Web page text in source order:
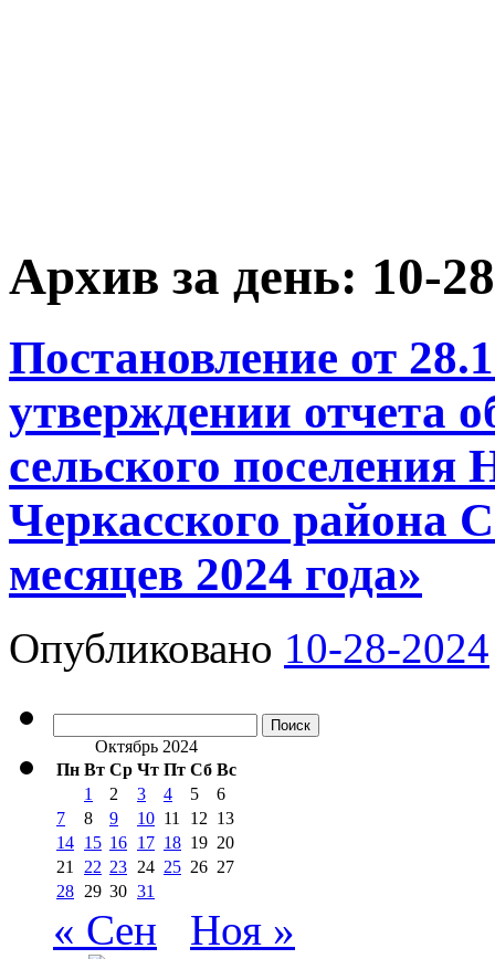
Архив за день: 10-
Постановление от
утверждении отчета
сельского
Черкасского района
месяцев 2024 года»
Опубликовано 10-28-2024
Октябрь 2024
Пн Вт Ср Чт Пт Сб Вс
1
2 3 4 5
6
7
8 9 10 11 12 13
14 15 16 17 18 19 20
21
22 23 24 25 26 27
28 29 30 31
« Сен Ноя »